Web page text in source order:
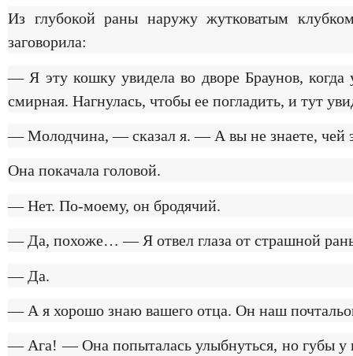
Из глубокой раны наружу жутковатым
заговорила:
— Я эту кошку увидела во дворе Браунов,
смирная. Нагнулась, чтобы ее погладить, и тут
— Молодчина, — сказал я. — А вы не знаете, чей
Она покачала головой.
— Нет. По-моему, он бродячий.
— Да, похоже… — Я отвел глаза от страшной
— Да.
— А я хорошо знаю вашего отца. Он наш
— Ага! — Она попыталась улыбнуться, но губы у